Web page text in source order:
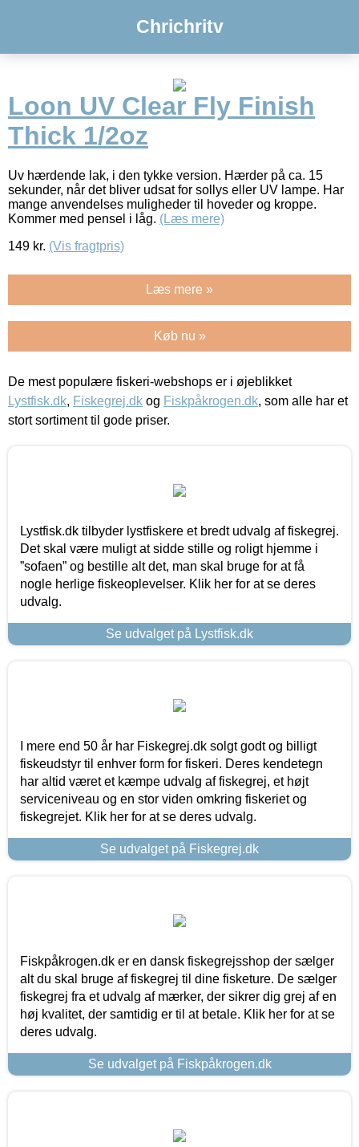
Chrichritv
Loon UV Clear Fly Finish
Thick 1/2oz
Uv hærdende lak, i den tykke version. Hærder på ca. 15
sekunder, når det bliver udsat for sollys eller UV lampe. Har
mange anvendelses muligheder til hoveder og kroppe.
Kommer med pensel i låg. (Læs mere)
149 kr. (Vis fragtpris)
Læs mere »
Køb nu »
De mest populære fiskeri-webshops er i øjeblikket
Lystfisk.dk, Fiskegrej.dk og Fiskpåkrogen.dk, som alle har et
stort sortiment til gode priser.
Lystfisk.dk tilbyder lystfiskere et bredt udvalg af fiskegrej.
Det skal være muligt at sidde stille og roligt hjemme i
”sofaen” og bestille alt det, man skal bruge for at få
nogle herlige fiskeoplevelser. Klik her for at se deres
udvalg.
Se udvalget på Lystfisk.dk
I mere end 50 år har Fiskegrej.dk solgt godt og billigt
fiskeudstyr til enhver form for fiskeri. Deres kendetegn
har altid været et kæmpe udvalg af fiskegrej, et højt
serviceniveau og en stor viden omkring fiskeriet og
fiskegrejet. Klik her for at se deres udvalg.
Se udvalget på Fiskegrej.dk
Fiskpåkrogen.dk er en dansk fiskegrejsshop der sælger
alt du skal bruge af fiskegrej til dine fisketure. De sælger
fiskegrej fra et udvalg af mærker, der sikrer dig grej af en
høj kvalitet, der samtidig er til at betale. Klik her for at se
deres udvalg.
Se udvalget på Fiskpåkrogen.dk